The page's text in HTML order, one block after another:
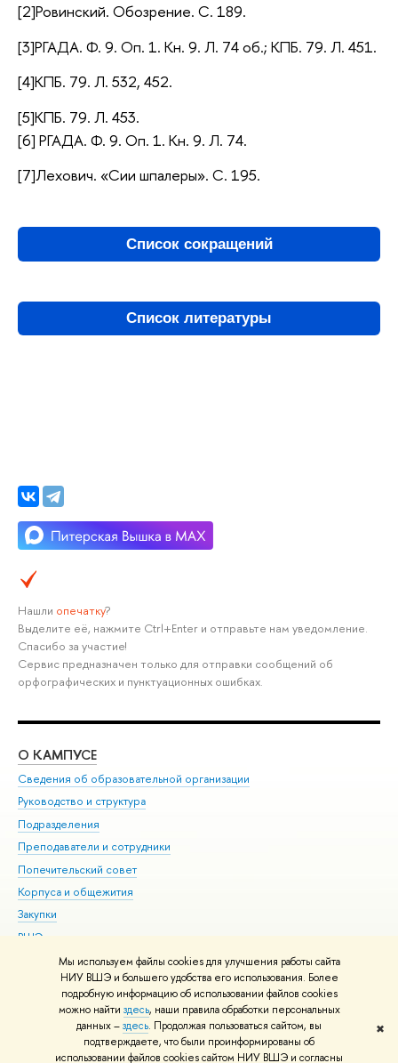
Мы используем файлы cookies для улучшения работы сайта
НИУ ВШЭ и большего удобства его использования. Более
подробную информацию об использовании файлов cookies
можно найти здесь, наши правила обработки персональных
данных –здесь. Продолжая пользоваться сайтом, вы
подтверждаете, что были проинформированы об
использовании файлов cookies сайтом НИУ ВШЭ и согласны
✖
[2]Ровинский. Обозрение. С. 189.
[3]РГАДА. Ф. 9. Оп. 1. Кн. 9. Л. 74 об.; КПБ. 79. Л. 451.
[4]КПБ. 79. Л. 532, 452.
[5]КПБ. 79. Л. 453.
[6] РГАДА. Ф. 9. Оп. 1. Кн. 9. Л. 74.
[7]Лехович. «Сии шпалеры». С. 195.
Список сокращений
Список литературы
Нашли опечатку?
Выделите её, нажмите Ctrl+Enter и отправьте нам уведомление.
Спасибо за участие!
Сервис предназначен только для отправки сообщений об
орфографических и пунктуационных ошибках.
О КАМПУСЕ
Сведения об образовательной организации
Руководство и структура
Подразделения
Преподаватели и сотрудники
Попечительский совет
Корпуса и общежития
Закупки
ВШЭ для студентов с ограниченными возможностями
здоровья и инвалидностью
Версия для слабовидящих
Единая платежная страница
© НИУ ВШЭ 1993–2026 Адреса и контакты Условия использования